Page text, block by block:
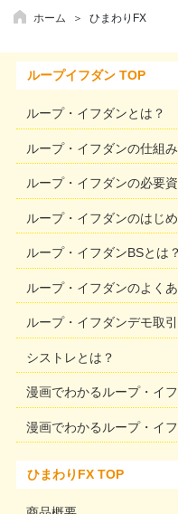
ホーム ひまわりFX
ループイフダン TOP
ループ・イフダンとは？
ループ・イフダンの仕組み
ループ・イフダンの必要
ループ・イフダンのはじ
ループ・イフダンBSとは？
ループ・イフダンのよく
ループ・イフダンデモ取引
シストレとは？
漫画でわかるループ・イ
漫画でわかるループ・イ
ひまわりFX TOP